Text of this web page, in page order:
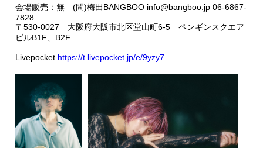
会場販売：無 (問)梅田BANGBOO info@bangboo.jp 06-6867-
7828
〒530-0027 大阪府大阪市北区堂山町6-5 ペンギンスクエア
ビルB1F、B2F
Livepocket https://t.livepocket.jp/e/9yzy7